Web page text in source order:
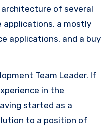
architecture of several
a mostly
applications, and a buy
Team Leader. If
in the
started as a
to a position of